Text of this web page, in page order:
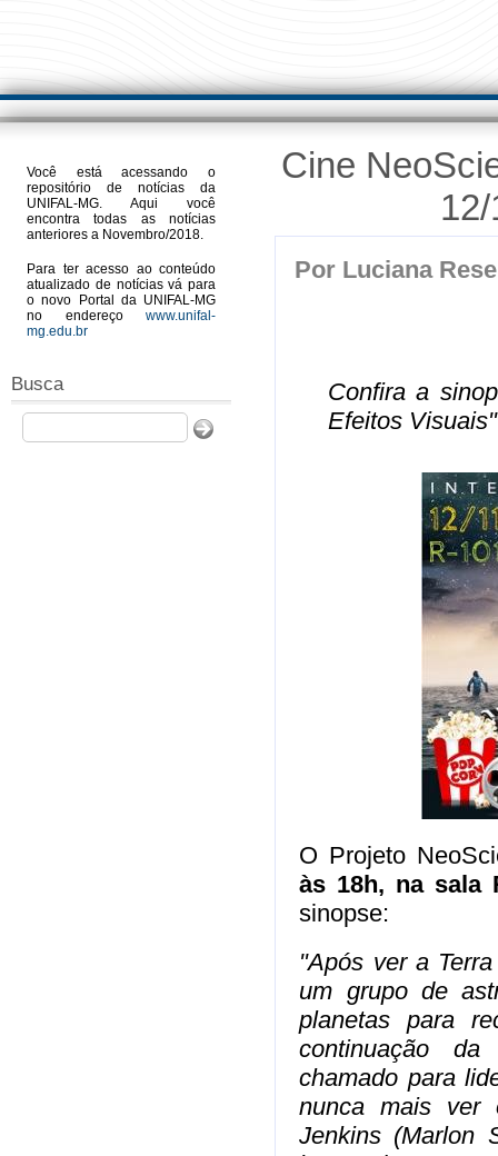
Você está acessando o
repositório de notícias da
UNIFAL-MG. Aqui você
encontra todas as notícias
anteriores a Novembro/2018.
Para ter acesso ao conteúdo
atualizado de notícias vá para
o novo Portal da UNIFAL-MG
no endereço www.unifal-
mg.edu.br
Busca
Buscar
Cine
Por Luciana
Confira a
Efeitos
O Projeto
às 18h, na sala
sinopse:
"Após ver a
um grupo de
planetas para
continuação
chamado para
nunca mais ver
Jenkins (Marlon